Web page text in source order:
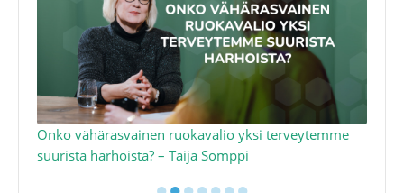
Onko vähärasvainen ruokavalio yksi terveytemme
suurista harhoista? – Taija Somppi